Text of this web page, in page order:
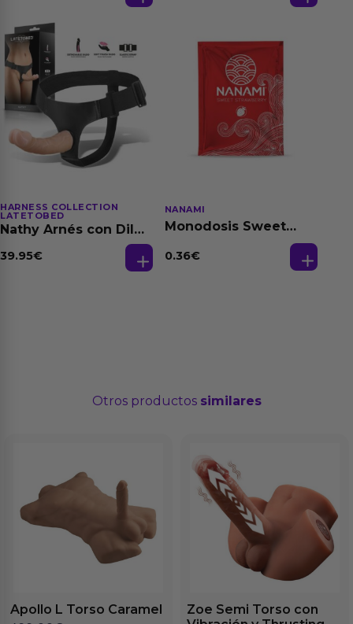
HARNESS COLLECTION
LATETOBED
Nathy Arnés con Dildo
39.95€
NANAMI
Monodosis Sweet
Base Agua 4 ml
0.36€
Otros productos similares
Apollo L Torso Caramel
Zoe Semi Torso con